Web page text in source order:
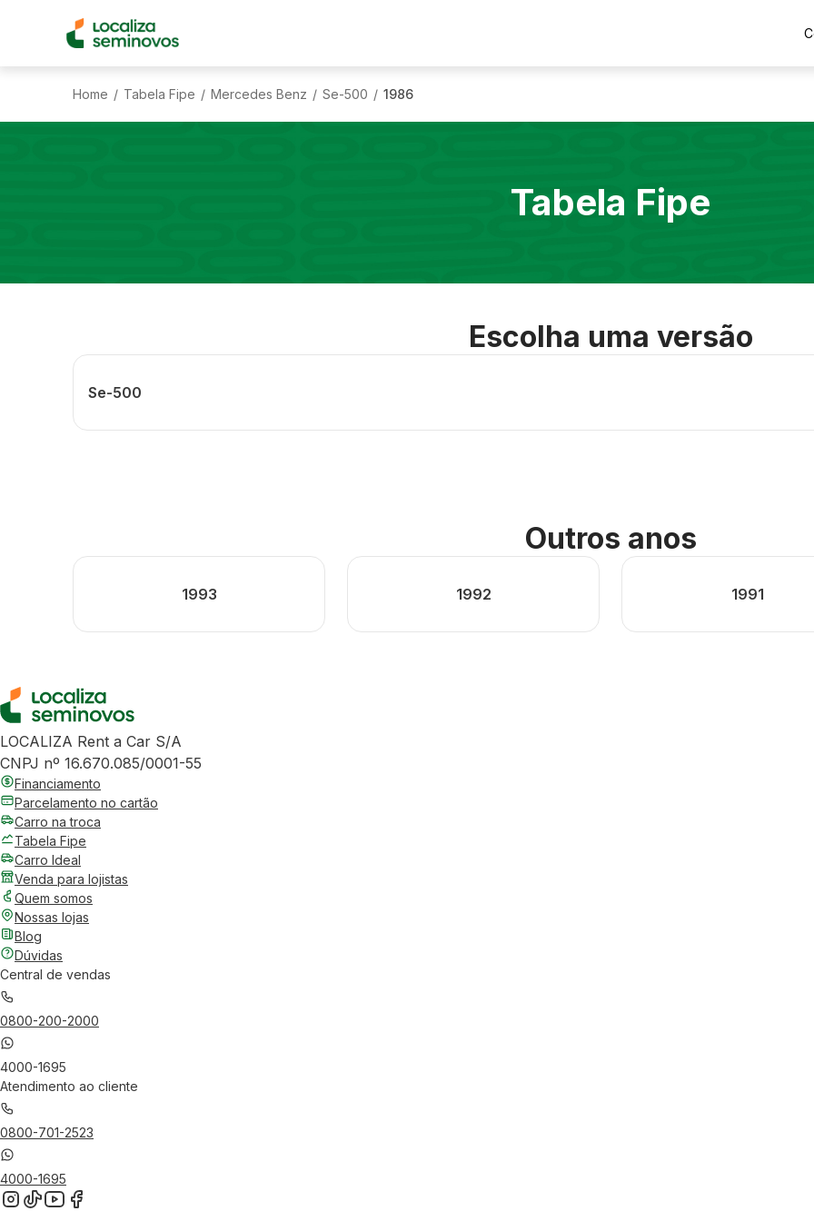
Home / Tabela Fipe / Mercedes Benz / Se-500 / 1986
Tabela Fipe
Escolha uma versão
Se-500
Outros anos
1993 1992 1991
LOCALIZA Rent a Car S/A
CNPJ nº 16.670.085/0001-55
Financiamento
Parcelamento no cartão
Carro na troca
Tabela Fipe
Carro Ideal
Venda para lojistas
Quem somos
Nossas lojas
Blog
Dúvidas
Central de vendas
0800-200-2000
4000-1695
Atendimento ao cliente
0800-701-2523
4000-1695